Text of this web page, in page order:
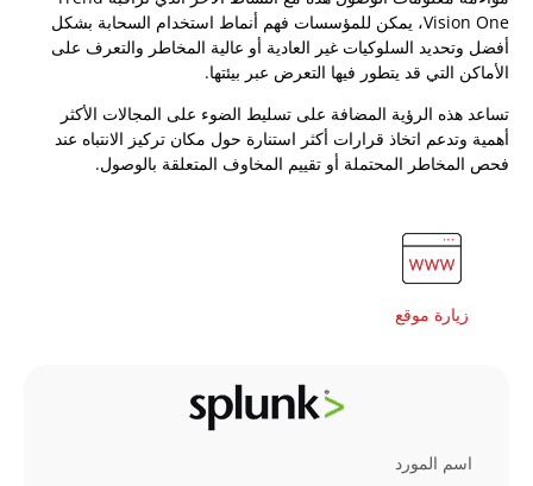
Vision One، يمكن للمؤسسات فهم أنماط استخدام السحابة بشكل
أفضل وتحديد السلوكيات غير العادية أو عالية المخاطر والتعرف على
الأماكن التي قد يتطور فيها التعرض عبر بيئتها.
تساعد هذه الرؤية المضافة على تسليط الضوء على المجالات الأكثر
أهمية وتدعم اتخاذ قرارات أكثر استنارة حول مكان تركيز الانتباه عند
فحص المخاطر المحتملة أو تقييم المخاوف المتعلقة بالوصول.
زيارة موقع
اسم المورد